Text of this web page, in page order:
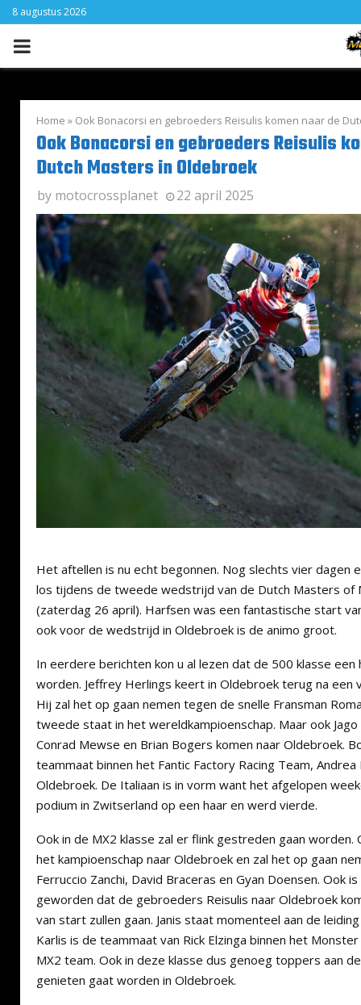
8 augustus 2026
PRIMARY
Home » Ook Bonacorsi en gebroeders Reisulis komen naar de
Ook Bonacorsi en gebroeders Reisulis
Dutch Masters in Oldebroek
by motocrossplanet 22 april 2025
Het aftellen is nu echt begonnen. Nog slechts vier dagen
los tijdens de tweede wedstrijd van de Dutch Masters of
(zaterdag 26 april). Harfsen was een fantastische start
ook voor de wedstrijd in Oldebroek is de animo groot.
In eerdere berichten kon u al lezen dat de 500 klasse een
worden. Jeffrey Herlings keert in Oldebroek terug na een
Hij zal het op gaan nemen tegen de snelle Fransman
tweede staat in het wereldkampioenschap. Maar ook
Conrad Mewse en Brian Bogers komen naar Oldebroek.
teammaat binnen het Fantic Factory Racing Team,
Oldebroek. De Italiaan is in vorm want het afgelopen
podium in Zwitserland op een haar en werd vierde.
Ook in de MX2 klasse zal er flink gestreden gaan worden.
het kampioenschap naar Oldebroek en zal het op gaan
Ferruccio Zanchi, David Braceras en Gyan Doensen. Ook
geworden dat de gebroeders Reisulis naar Oldebroek
van start zullen gaan. Janis staat momenteel aan de
Karlis is de teammaat van Rick Elzinga binnen het
MX2 team. Ook in deze klasse dus genoeg toppers aan
genieten gaat worden in Oldebroek.